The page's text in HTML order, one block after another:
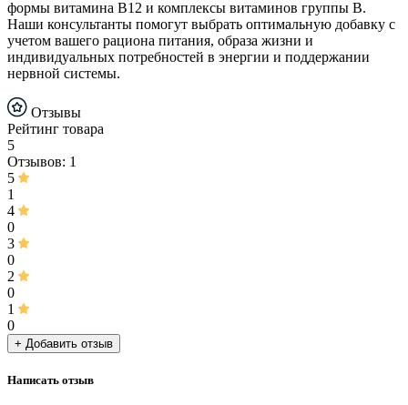
формы витамина B12 и комплексы витаминов группы B.
Наши консультанты помогут выбрать оптимальную добавку с
учетом вашего рациона питания, образа жизни и
индивидуальных потребностей в энергии и поддержании
нервной системы.
Отзывы
Рейтинг товара
5
Отзывов: 1
5
1
4
0
3
0
2
0
1
0
+ Добавить отзыв
Написать отзыв